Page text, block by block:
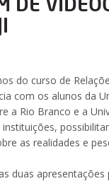
do curso de
com os alunos da
a Rio Branco e a
as realidades e
duas